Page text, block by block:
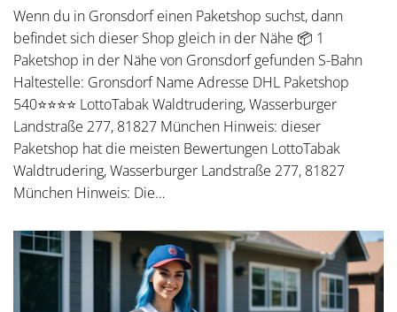
Wenn du in Gronsdorf einen Paketshop suchst, dann
befindet sich dieser Shop gleich in der Nähe 📦 1
Paketshop in der Nähe von Gronsdorf gefunden S-Bahn
Haltestelle: Gronsdorf Name Adresse DHL Paketshop
540⭐⭐⭐⭐ LottoTabak Waldtrudering, Wasserburger
Landstraße 277, 81827 München Hinweis: dieser
Paketshop hat die meisten Bewertungen LottoTabak
Waldtrudering, Wasserburger Landstraße 277, 81827
München Hinweis: Die…